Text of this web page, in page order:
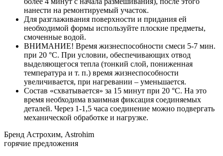
нанести на ремонтируемый участок.
Для разглаживания поверхности и придания ей
необходимой формы используйте плоские предметы,
смоченные водой.
ВНИМАНИЕ! Время жизнеспособности смеси 5-7 мин.
при 20 °С. При условии, обеспечивающих отвод
выделяющегося тепла (тонкий слой, пониженная
температура и т. п.) время жизнеспособности
увеличивается, при нагревании – уменьшается.
Состав «схватывается» за 15 минут при 20 °С. На это
время необходима взаимная фиксация соединяемых
деталей. Через 1-1,5 часа соединение можно подвергать
механической обработке и нагрузке.
Бренд Астрохим, Astrohim
горячие предложения